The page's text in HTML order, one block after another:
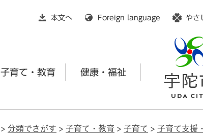
本文へ
Foreign language やさ
子育て・教育 健康・福祉
> 分類でさがす > 子育て・教育 > 子育て > 子育て支援